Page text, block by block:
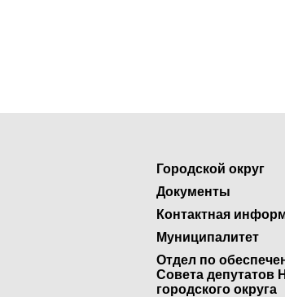
Городской округ
Документы
Контактная
Муниципалитет
Отдел по
Совета депутатов
городского округа